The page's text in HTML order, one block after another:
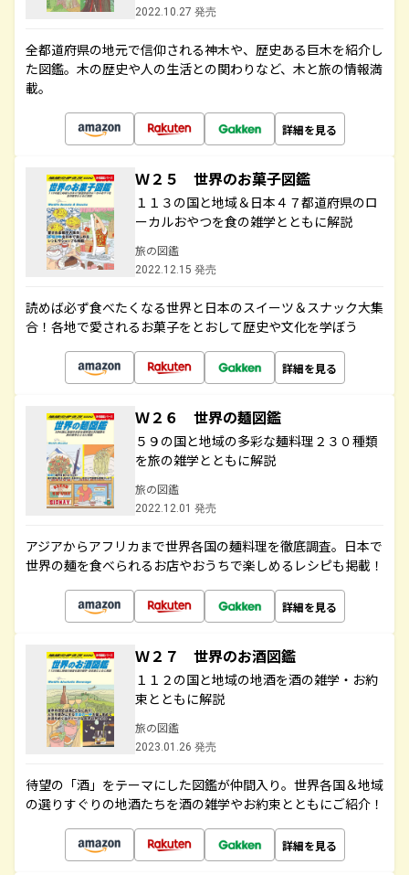
2022.10.27 発売
全都道府県の地元で信仰される神木や、歴史ある巨木を紹介し
た図鑑。木の歴史や人の生活との関わりなど、木と旅の情報満
載。
詳細を見る
Ｗ２５ 世界のお菓子図鑑
１１３の国と地域＆日本４７都道府県のロ
ーカルおやつを食の雑学とともに解説
旅の図鑑
2022.12.15 発売
読めば必ず食べたくなる世界と日本のスイーツ＆スナック大集
合！各地で愛されるお菓子をとおして歴史や文化を学ぼう
詳細を見る
Ｗ２６ 世界の麺図鑑
５９の国と地域の多彩な麺料理２３０種類
を旅の雑学とともに解説
旅の図鑑
2022.12.01 発売
アジアからアフリカまで世界各国の麺料理を徹底調査。日本で
世界の麺を食べられるお店やおうちで楽しめるレシピも掲載！
詳細を見る
Ｗ２７ 世界のお酒図鑑
１１２の国と地域の地酒を酒の雑学・お約
束とともに解説
旅の図鑑
2023.01.26 発売
待望の「酒」をテーマにした図鑑が仲間入り。世界各国＆地域
の選りすぐりの地酒たちを酒の雑学やお約束とともにご紹介！
詳細を見る